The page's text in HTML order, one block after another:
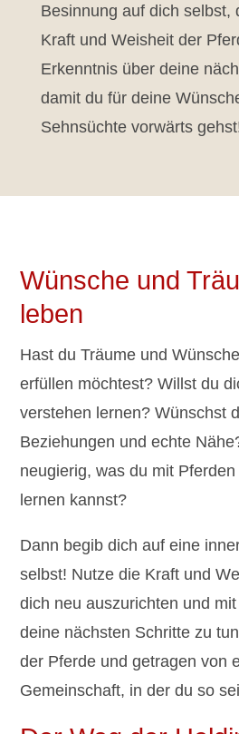
Besinnung auf dich selbst,
Kraft und Weisheit der
Erkenntnis über deine
damit du für deine
Sehnsüchte vorwärts
Wünsche und
leben
Hast du Träume und
erfüllen möchtest? Willst du
verstehen lernen? Wünschst
Beziehungen und echte
neugierig, was du mit
lernen kannst?
Dann begib dich auf eine
selbst! Nutze die Kraft und
dich neu auszurichten und
deine nächsten Schritte zu
der Pferde und getragen von
Gemeinschaft, in der du so